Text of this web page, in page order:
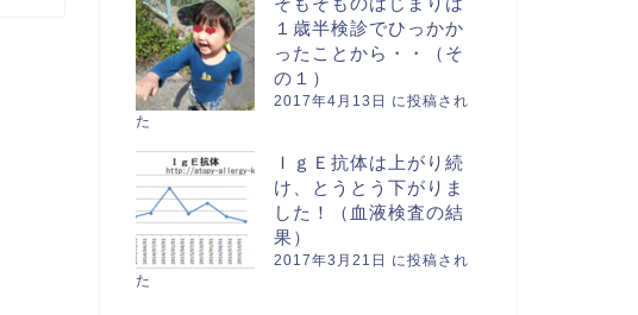
１歳半検診でひっかか
ったことから・・（そ
の１）
2017年4月13日 に投稿され
た
ＩｇＥ抗体は上がり続
け、とうとう下がりま
した！（血液検査の結
果）
2017年3月21日 に投稿され
た